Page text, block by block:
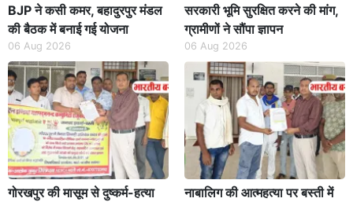
BJP ने कसी कमर, बहादुरपुर मंडल
की बैठक में बनाई गई योजना
06 Aug 2026
सरकारी भूमि सुरक्षित करने की मांग,
ग्रामीणों ने सौंपा ज्ञापन
06 Aug 2026
गोरखपुर की मासूम से दुष्कर्म-हत्या
नाबालिग की आत्महत्या पर बस्ती में